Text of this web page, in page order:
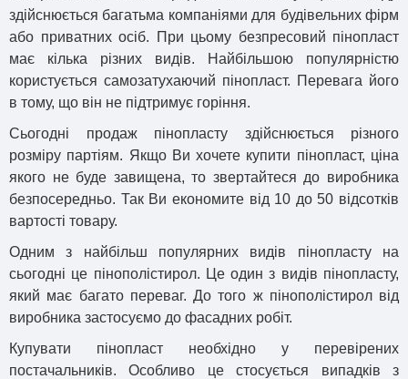
здійснюється багатьма компаніями для будівельних фірм
або приватних осіб. При цьому безпресовий пінопласт
має кілька різних видів. Найбільшою популярністю
користується самозатухаючий пінопласт. Перевага його
в тому, що він не підтримує горіння.
Сьогодні продаж пінопласту здійснюється різного
розміру партіям. Якщо Ви хочете купити пінопласт, ціна
якого не буде завищена, то звертайтеся до виробника
безпосередньо. Так Ви економите від 10 до 50 відсотків
вартості товару.
Одним з найбільш популярних видів пінопласту на
сьогодні це пінополістирол. Це один з видів пінопласту,
який має багато переваг. До того ж пінополістирол від
виробника застосуємо до фасадних робіт.
Купувати пінопласт необхідно у перевірених
постачальників. Особливо це стосується випадків з